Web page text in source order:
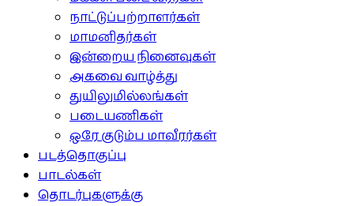
நாட்டுப்பற்றாளர்கள்
மாமனிதர்கள்
இன்றைய நினைவுகள்
அகவை வாழ்த்து
துயிலுமில்லங்கள்
படையணிகள்
ஒரே குடும்ப மாவீரர்கள்
படத்தொகுப்பு
பாடல்கள்
தொடர்புகளுக்கு